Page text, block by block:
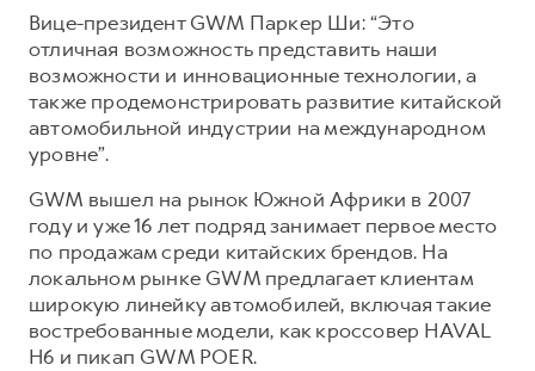
АКСЕССУАРЫ HAVAL
Автомобильные аксессуары
Коллекция CITY
Коллекция Базовая
Коллекция CITY
Коллекция Базовая
Коллекция Детская
Вице-президент GWM Паркер Ши: “Это
отличная возможность представить наши
возможности и инновационные технологии, а
также продемонстрировать развитие китайской
автомобильной индустрии на международном
уровне”.
GWM вышел на рынок Южной Африки в 2007
году и уже 16 лет подряд занимает первое место
по продажам среди китайских брендов. На
локальном рынке GWM предлагает клиентам
широкую линейку автомобилей, включая такие
востребованные модели, как кроссовер HAVAL
H6 и пикап GWM POER.